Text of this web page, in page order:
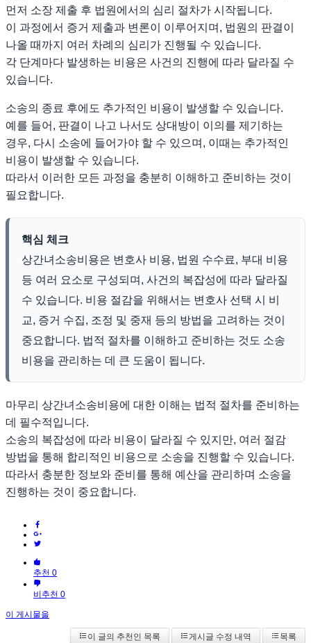
먼저 소장 제출 후 법원에서의 심리 절차가 시작됩니다.
이 과정에서 증거 제출과 변론이 이루어지며, 법원의 판결이
나올 때까지 여러 차례의 심리가 진행될 수 있습니다.
각 단계마다 발생하는 비용은 사건의 진행에 따라 달라질 수
있습니다.
소송의 종료 후에도 추가적인 비용이 발생할 수 있습니다.
예를 들어, 판결이 나고 나서도 상대방이 이의를 제기하는
경우, 다시 소송에 들어가야 할 수 있으며, 이때는 추가적인
비용이 발생할 수 있습니다.
따라서 이러한 모든 과정을 충분히 이해하고 준비하는 것이
필요합니다.
핵심 체크
상간녀소송비용은 변호사 비용, 법원 수수료, 부대 비용
등 여러 요소로 구성되며, 사건의 복잡성에 따라 달라질
수 있습니다. 비용 절감을 위해서는 변호사 선택 시 비
교, 증거 수집, 조정 및 중재 등의 방법을 고려하는 것이
중요합니다. 법적 절차를 이해하고 준비하는 것도 소송
비용을 관리하는 데 큰 도움이 됩니다.
마무리 상간녀소송비용에 대한 이해는 법적 절차를 준비하는
데 필수적입니다.
소송의 복잡성에 따라 비용이 달라질 수 있지만, 여러 절감
방법을 통해 합리적인 비용으로 소송을 진행할 수 있습니다.
따라서 충분한 정보와 준비를 통해 예산을 관리하며 소송을
진행하는 것이 중요합니다.
추천 0
비추천 0
이 게시물을
이 글의 추천인 목록 게시글 수정 내역 목록